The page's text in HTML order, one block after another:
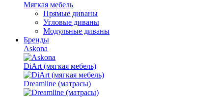
Мягкая мебель
Прямые диваны
Угловые диваны
Модульные диваны
Бренды
Askona
DiArt (мягкая мебель)
Dreamline (матрасы)